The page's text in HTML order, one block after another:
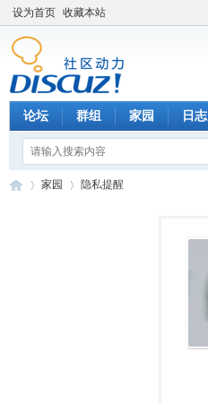
设为首页 收藏本站
论坛 群组 家园 日志
家园 隐私提醒